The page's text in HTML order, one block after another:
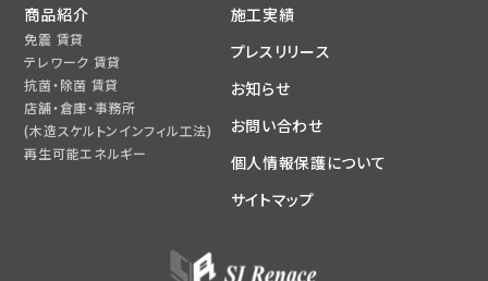
商品紹介
免震 賃貸
テレワーク 賃貸
抗菌・除菌 賃貸
店舗・倉庫・事務所
(木造スケルトンインフィル工法)
再生可能エネルギー
施工実績
プレスリリース
お知らせ
お問い合わせ
個人情報保護について
サイトマップ